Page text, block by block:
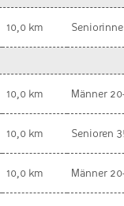
10,0 km
10,0 km Männer
10,0 km Senioren
10,0 km Männer